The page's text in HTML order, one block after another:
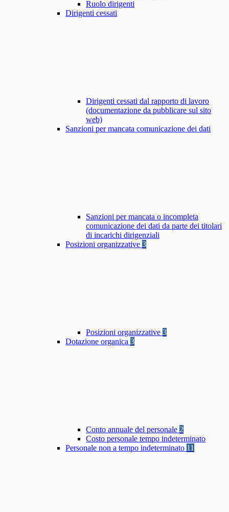
Ruolo dirigenti
Dirigenti cessati
Dirigenti cessati dal rapporto di lavoro
(documentazione da pubblicare sul sito
web)
Sanzioni per mancata comunicazione dei dati
Sanzioni per mancata o incompleta
comunicazione dei dati da parte dei titolari
di incarichi dirigenziali
Posizioni organizzative 3
Posizioni organizzative 3
Dotazione organica 3
Conto annuale del personale 2
Costo personale tempo indeterminato
Personale non a tempo indeterminato 11